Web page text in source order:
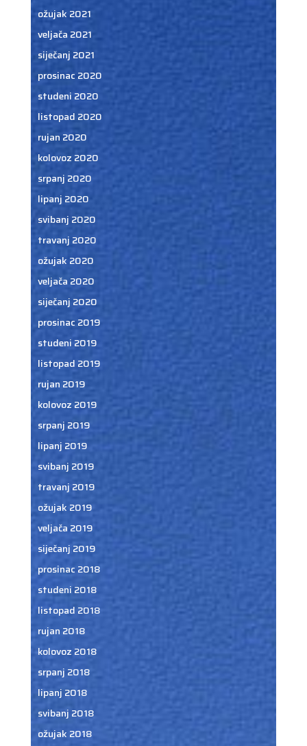
ožujak 2021
veljača 2021
siječanj 2021
prosinac 2020
studeni 2020
listopad 2020
rujan 2020
kolovoz 2020
srpanj 2020
lipanj 2020
svibanj 2020
travanj 2020
ožujak 2020
veljača 2020
siječanj 2020
prosinac 2019
studeni 2019
listopad 2019
rujan 2019
kolovoz 2019
srpanj 2019
lipanj 2019
svibanj 2019
travanj 2019
ožujak 2019
veljača 2019
siječanj 2019
prosinac 2018
studeni 2018
listopad 2018
rujan 2018
kolovoz 2018
srpanj 2018
lipanj 2018
svibanj 2018
ožujak 2018